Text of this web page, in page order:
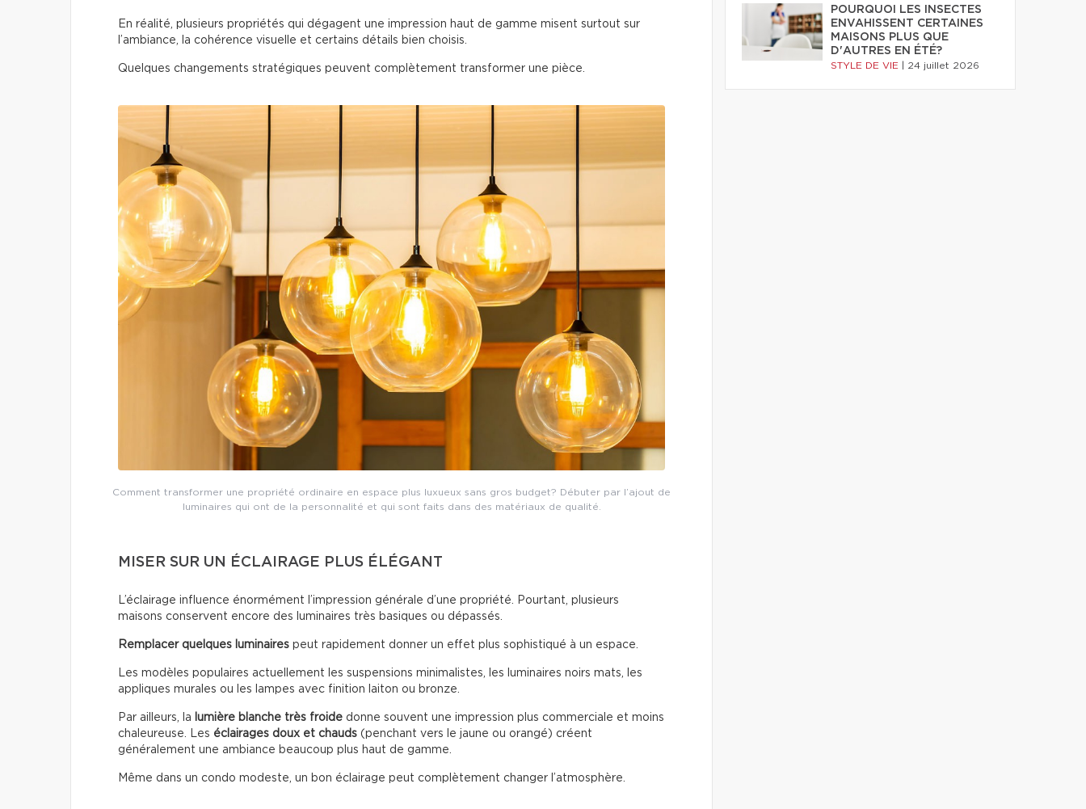
En réalité, plusieurs propriétés qui dégagent une impression haut de gamme misent surtout sur
l’ambiance, la cohérence visuelle et certains détails bien choisis.
Quelques changements stratégiques peuvent complètement transformer une pièce.
Comment transformer une propriété ordinaire en espace plus luxueux sans gros budget? Débuter par l’ajout de
luminaires qui ont de la personnalité et qui sont faits dans des matériaux de qualité.
MISER SUR UN ÉCLAIRAGE PLUS ÉLÉGANT
L’éclairage influence énormément l’impression générale d’une propriété. Pourtant, plusieurs
maisons conservent encore des luminaires très basiques ou dépassés.
Remplacer quelques luminaires peut rapidement donner un effet plus sophistiqué à un espace.
Les modèles populaires actuellement les suspensions minimalistes, les luminaires noirs mats, les
appliques murales ou les lampes avec finition laiton ou bronze.
Par ailleurs, la lumière blanche très froide donne souvent une impression plus commerciale et moins
chaleureuse. Les éclairages doux et chauds (penchant vers le jaune ou orangé) créent
généralement une ambiance beaucoup plus haut de gamme.
Même dans un condo modeste, un bon éclairage peut complètement changer l’atmosphère.
POURQUOI LES INSECTES
ENVAHISSENT CERTAINES
MAISONS PLUS QUE
D'AUTRES EN ÉTÉ?
STYLE DE VIE 24 juillet 2026